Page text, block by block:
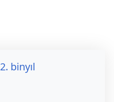
2. binyıl